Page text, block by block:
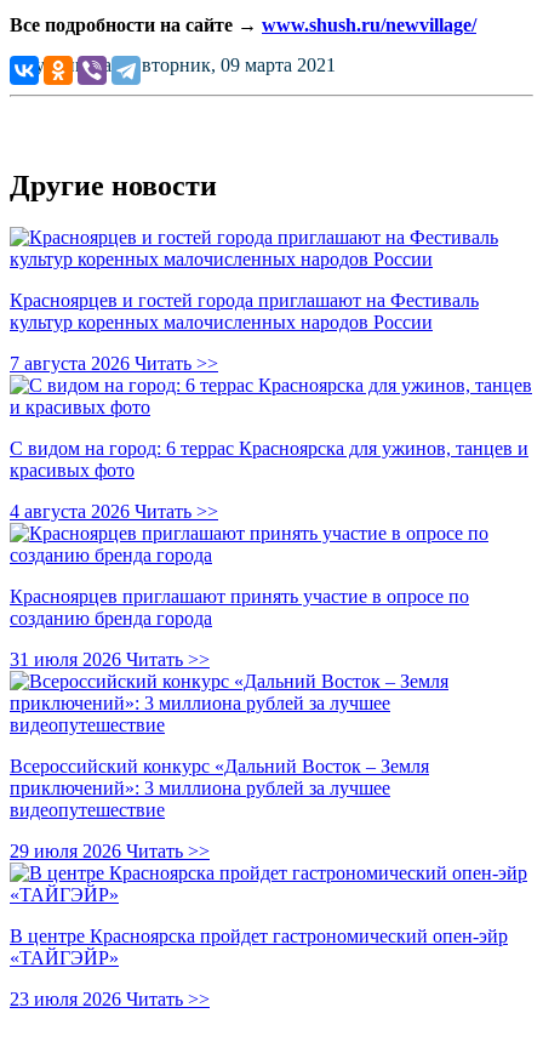
Все подробности на сайте → www.shush.ru/newvillage/
Опубликовано: вторник, 09 марта 2021
Другие новости
Красноярцев и гостей города приглашают на Фестиваль
культур коренных малочисленных народов России
7 августа 2026 Читать >>
С видом на город: 6 террас Красноярска для ужинов, танцев и
красивых фото
4 августа 2026 Читать >>
Красноярцев приглашают принять участие в опросе по
созданию бренда города
31 июля 2026 Читать >>
Всероссийский конкурс «Дальний Восток – Земля
приключений»: 3 миллиона рублей за лучшее
видеопутешествие
29 июля 2026 Читать >>
В центре Красноярска пройдет гастрономический опен-эйр
«ТАЙГЭЙР»
23 июля 2026 Читать >>